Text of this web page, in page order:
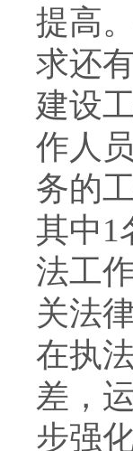
提高
求还
建设
作人
务的
其中1
法工
关法
在执
差，
步强